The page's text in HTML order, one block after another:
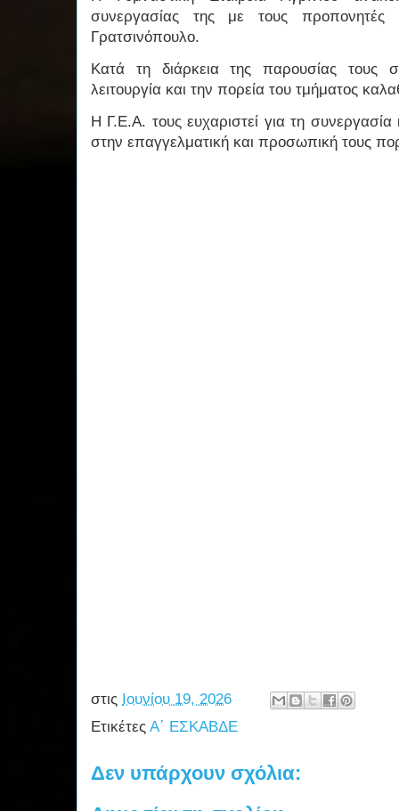
συνεργασίας της με τους προπονητές
Γρατσινόπουλο.
Κατά τη διάρκεια της παρουσίας τους
λειτουργία και την πορεία του τμήματος
Η Γ.Ε.Α. τους ευχαριστεί για τη συνεργασία
στην επαγγελματική και προσωπική τους
στις Ιουνίου 19, 2026
Ετικέτες Α΄ ΕΣΚΑΒΔΕ
Δεν υπάρχουν σχόλια: